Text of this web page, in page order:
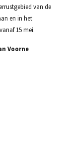
van de
en in het
15 mei.
Voorne